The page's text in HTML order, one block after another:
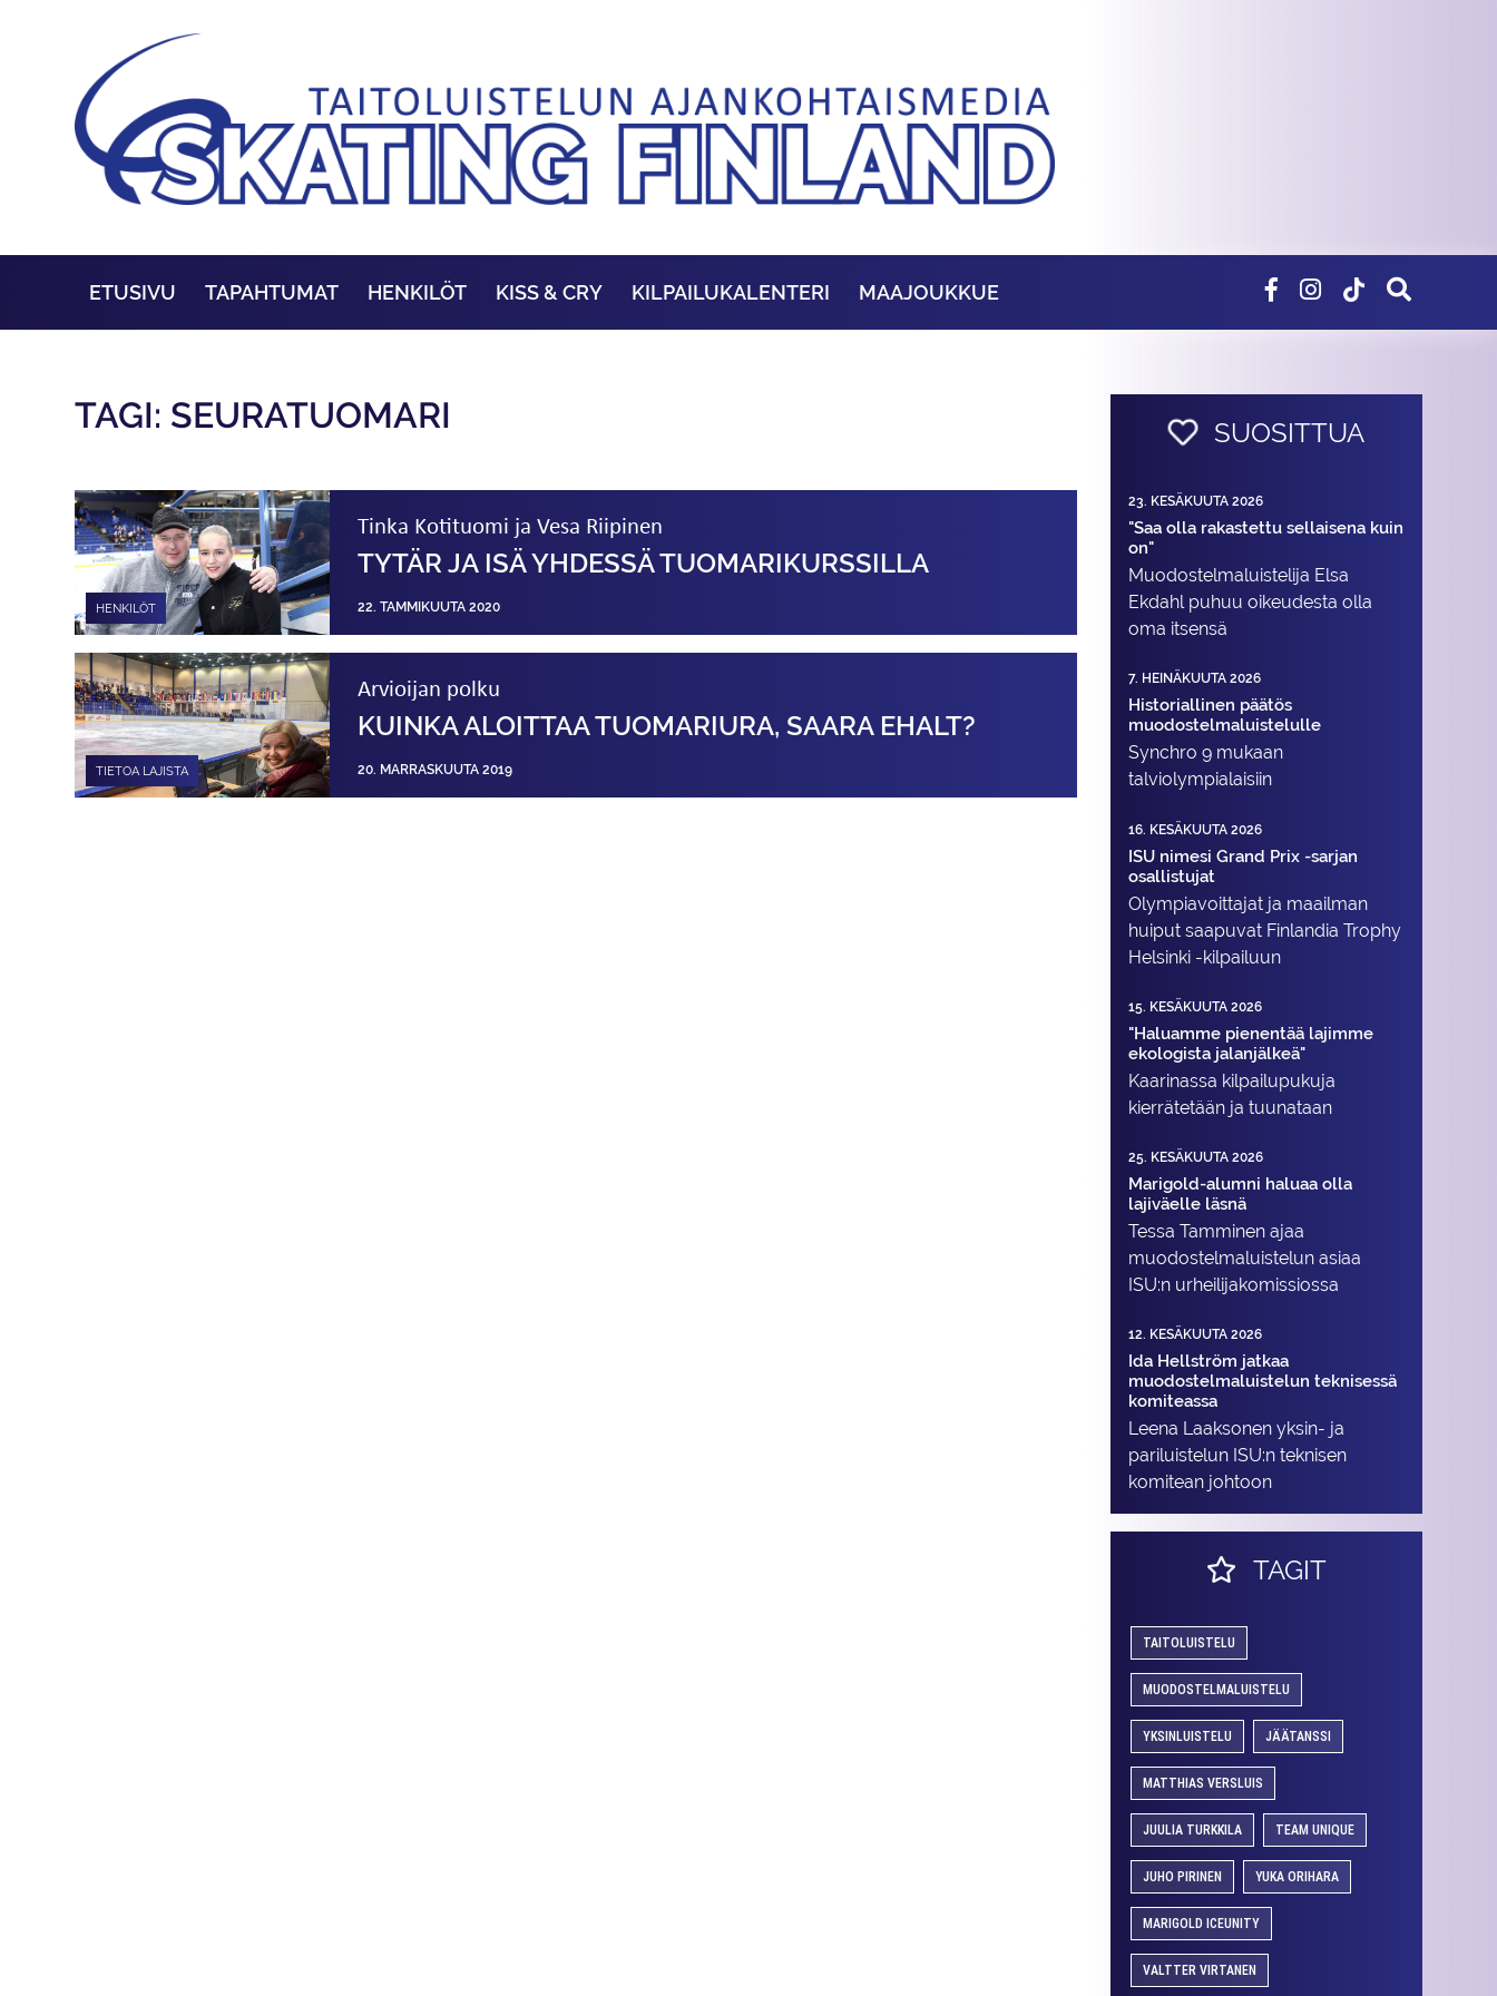
ETUSIVU TAPAHTUMAT HENKILÖT KISS & CRY KILPAILUKALENTERI MAAJOUKKUE
TAGI: SEURATUOMARI
HENKILÖT
Tinka Kotituomi ja Vesa Riipinen
TYTÄR JA ISÄ YHDESSÄ TUOMARIKURSSILLA
22. TAMMIKUUTA 2020
TIETOA LAJISTA
Arvioijan polku
KUINKA ALOITTAA TUOMARIURA, SAARA EHALT?
20. MARRASKUUTA 2019
SUOSITTUA
23. KESÄKUUTA 2026
"Saa olla rakastettu sellaisena kuin
on"
Muodostelma­luistelija Elsa
Ekdahl puhuu oikeudesta olla
oma itsensä
7. HEINÄKUUTA 2026
Historiallinen päätös
muodostelmaluistelulle
Synchro 9 mukaan
talviolympialaisiin
16. KESÄKUUTA 2026
ISU nimesi Grand Prix -sarjan
osallistujat
Olympiavoittajat ja maailman
huiput saapuvat Finlandia Trophy
Helsinki -kilpailuun
15. KESÄKUUTA 2026
"Haluamme pienentää lajimme
ekologista jalanjälkeä"
Kaarinassa kilpailupukuja
kierrätetään ja tuunataan
25. KESÄKUUTA 2026
Marigold-alumni haluaa olla
lajiväelle läsnä
Tessa Tamminen ajaa
muodostelma­luistelun asiaa
ISU:n urheilija­komissiossa
12. KESÄKUUTA 2026
Ida Hellström jatkaa
muodostelmaluistelun teknisessä
komiteassa
Leena Laaksonen yksin- ja
pariluistelun ISU:n teknisen
komitean johtoon
TAGIT
TAITOLUISTELU
MUODOSTELMALUISTELU
YKSINLUISTELU JÄÄTANSSI
MATTHIAS VERSLUIS
JUULIA TURKKILA TEAM UNIQUE
JUHO PIRINEN YUKA ORIHARA
MARIGOLD ICEUNITY
VALTTER VIRTANEN